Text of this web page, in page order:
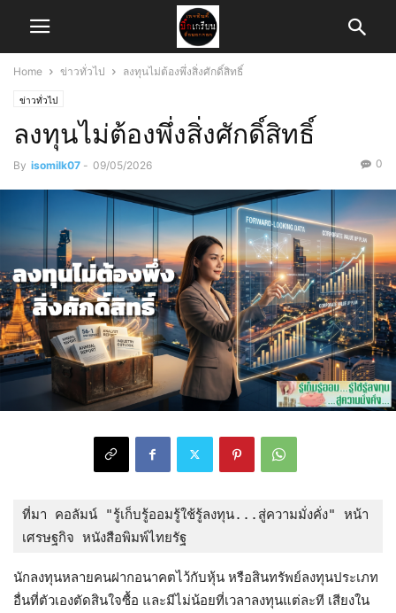
Home ข่าวทั่วไป ลงทุนไม่ต้องพึ่งสิ่งศักดิ์สิทธิ์
ข่าวทั่วไป
ลงทุนไม่ต้องพึ่งสิ่งศักดิ์สิทธิ์
By isomilk07 - 09/05/2026 0
ที่มา คอลัมน์ "รู้เก็บรู้ออมรู้ใช้รู้ลงทุน...สู่ความมั่งคั่ง" หน้า
เศรษฐกิจ หนังสือพิมพ์ไทยรัฐ
นักลงทุนหลายคนฝากอนาคตไว้กับหุ้น หรือสินทรัพย์ลงทุนประเภท
อื่นที่ตัวเองตัดสินใจซื้อ และมีไม่น้อยที่เวลาลงทุนแต่ละที เสียงใน